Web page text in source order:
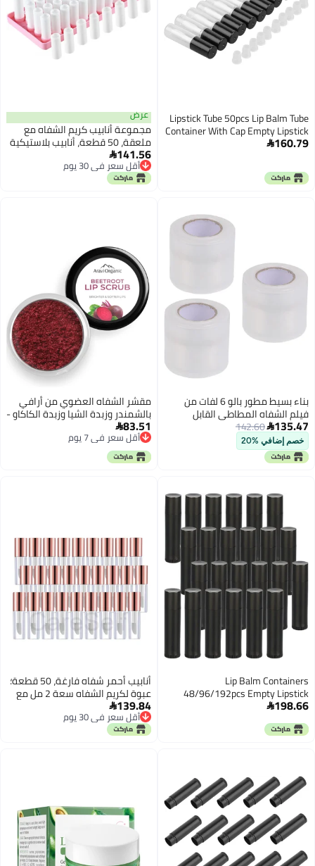
Lipstick Tube 50pcs Lip Balm Tube
Container With Cap Empty Lipstick
Bottle Lipgloss Cosmetic For DIY
Use(Black)
160.79
عرض
مجموعة أنابيب كريم الشفاه مع
ملعقة، 50 قطعة، أنابيب بلاستيكية
4.5 × 0.7 بوصة/وردية، وعاء لصنع
أحمر الشفاه بنفسك للعناية بالشفاه
141.56
أقل سعر في 30 يوم
أقل سعر في 30 يوم
بناء بسيط مطور بالو 6 لفات من
فيلم الشفاه المطاطي القابل
للاستخدام مرة واحدة، فيلم حماية،
غلاف بلاستيكي للعناية بالشفاه
جودة عالمية موثوقة
135.47
142.60
خصم إضافي %20
مقشر الشفاه العضوي من أرافي
بالشمندر وزبدة الشيا وزبدة الكاكاو -
للشفاه الداكنة والمتشققة
والمتصبغة - لتفتيح الشفاه الداكنة
- للرجال والنساء - 15 جم
83.51
أقل سعر في 7 يوم
أقل سعر في 7 يوم
Lip Balm Containers
48/96/192pcs Empty Lipstick
Bottle Refillable Cosmetic Sample
Containers Plastic Gloss
Tubes(Black 5g)(96pcs)
198.66
أنابيب أحمر شفاه فارغة، 50 قطعة؛
عبوة لكريم الشفاه سعة 2 مل مع
غطاء؛ زجاجة فارغة لمستحضر
تجميلي لصنع أحمر شفاه يدويًا (لون
وردي، سعة 2 مل).
139.84
أقل سعر في 30 يوم
أقل سعر في 30 يوم